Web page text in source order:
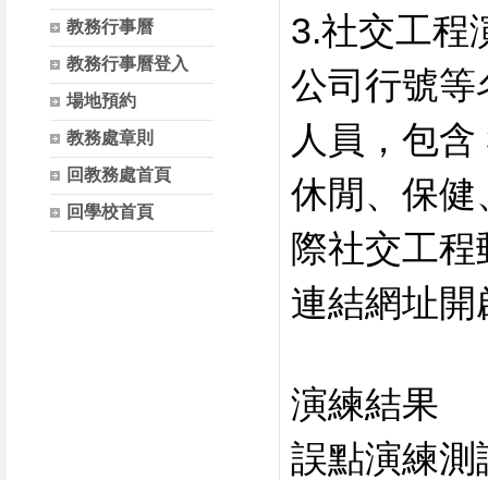
教務行事曆
教務行事曆登入
場地預約
教務處章則
回教務處首頁
回學校首頁
3.社交工程
公司行號等
人員，包
休閒、保健
際社交工
連結網址
演練結果
誤點演練測